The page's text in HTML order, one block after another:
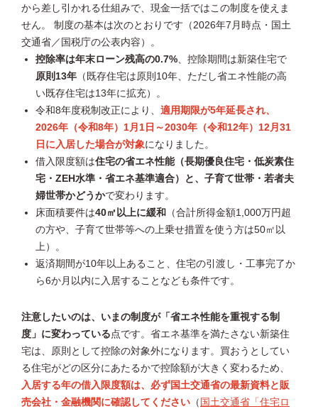
から差し引かれる仕組みで、現金一括ではこの制度を使えま
せん。 制度の基本は次のとおりです（2026年7月時点・国土
交通省／国税庁の公表内容）。
控除率は年末ローン残高の0.7%、控除期間は新築住宅で
原則13年 （既存住宅は原則10年、ただし省エネ性能の高
い既存住宅は13年に拡充）。
令和8年度税制改正により、適用期限が5年延長され、
2026年（令和8年）1月1日～2030年（令和12年）12月31
日に入居した場合が対象になりました。
借入限度額は住宅の省エネ性能（長期優良住宅・低炭素住
宅・ZEH水準・省エネ基準適合）と、子育て世帯・若者夫
婦世帯かどうかで変わります。
床面積要件は40㎡以上に緩和
（合計所得金額1,000万円超
の方や、子育て世帯等への上乗せ措置を使う方は50㎡以
上）。
返済期間が10年以上あること、住宅の引渡し・工事完了か
ら6か月以内に入居することなども条件です。
注意したいのは、いまの制度が「省エネ性能を重視する制
度」に変わっている点です。省エネ基準を満たさない新築住
宅は、原則として控除の対象外になります。買おうとしてい
る住宅がどの区分にあたるかで控除額が大きく変わるため、
入居する年の借入限度額は、必ず国土交通省の最新資料と販
売会社・金融機関に確認してください （ 国土交通省「住宅ロ